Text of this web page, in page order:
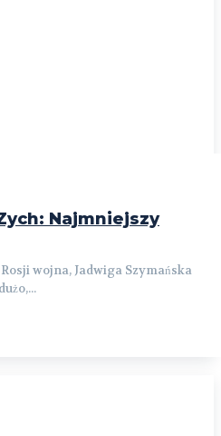
Najmniejszy
Rosji wojna, Jadwiga Szymańska